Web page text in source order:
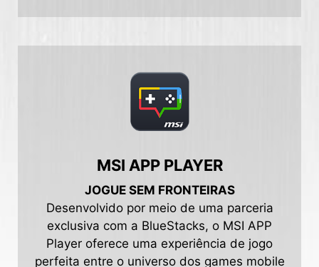
MSI APP PLAYER
JOGUE SEM FRONTEIRAS
Desenvolvido por meio de uma parceria
exclusiva com a BlueStacks, o MSI APP
Player oferece uma experiência de jogo
perfeita entre o universo dos games mobile